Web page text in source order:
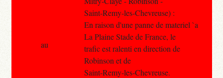
Saint-Remy-les-Chevreuse) :
En raison d'une panne de materiel `a
La Plaine Stade de France, le
trafic est ralenti en direction de
Robinson et de
Saint-Remy-les-Chevreuse.
au